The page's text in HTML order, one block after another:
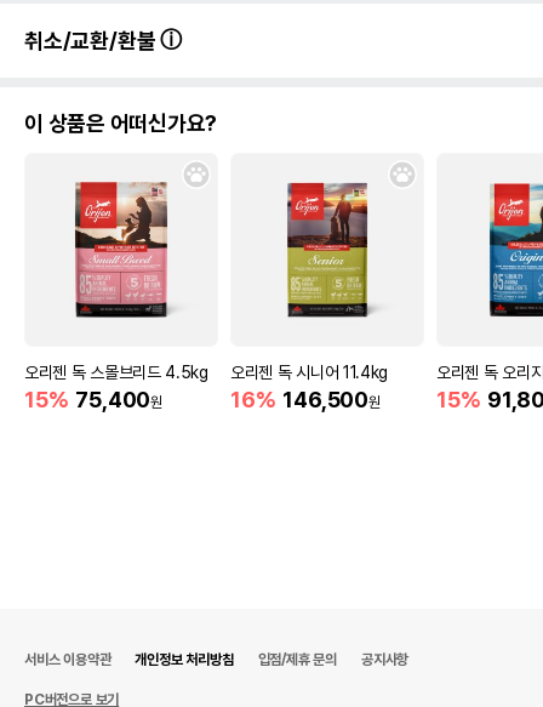
취소/교환/환불
이 상품은 어떠신가요?
오리젠 독 스몰브리드 4.5kg
15% 75,400원
오리젠 독 시니어 11.4kg
16% 146,500원
오리젠 독 오리
15%
서비스 이용약관 개인정보 처리방침 입점/제휴 문의 공지사항
PC버전으로 보기